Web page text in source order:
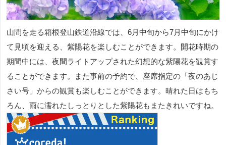
山間を走る箱根登山鉄道沿線では、6月中旬から7月中旬にかけ
て見頃を迎える、紫陽花を楽しむことができます。開花時期の
期間中には、夜間ライトアップされた幻想的な紫陽花を観賞す
ることができます。また事前の予約で、座席指定の「夜のあじ
さい号」からの観賞も楽しむことができます。晴れた日はもち
ろん、雨に濡れたしっとりとした紫陽花もまたきれいですね。